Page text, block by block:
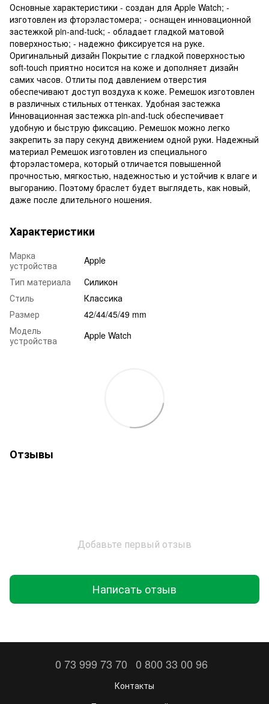
Основные характеристики - создан для Apple Watch; -
изготовлен из фторэластомера; - оснащен инновационной
застежкой pin-and-tuck; - обладает гладкой матовой
поверхностью; - надежно фиксируется на руке.
Оригинальный дизайн Покрытие с гладкой поверхностью
soft-touch приятно носится на коже и дополняет дизайн
самих часов. Отлиты под давлением отверстия
обеспечивают доступ воздуха к коже. Ремешок изготовлен
в различных стильных оттенках. Удобная застежка
Инновационная застежка pin-and-tuck обеспечивает
удобную и быструю фиксацию. Ремешок можно легко
закрепить за пару секунд движением одной руки. Надежный
материал Ремешок изготовлен из специального
фторэластомера, который отличается повышенной
прочностью, мягкостью, надежностью и устойчив к влаге и
выгоранию. Поэтому браслет будет выглядеть, как новый,
даже после длительного ношения.
Характеристики
Марка
устройства
Apple
Тип материала
Силикон
Стиль
Классика
Размер
42/44/45/49 mm
Модель
устройства
Apple Watch
Отзывы
Добавьте первый отзыв
Написать отзыв
0 73 999 73 70 0 800 33 00 96
Контакты